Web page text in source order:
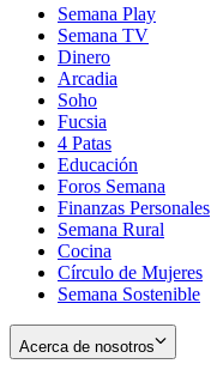
Semana Play
Semana TV
Dinero
Arcadia
Soho
in
new
window
Fucsia
in
new
window
4 Patas
Educación
Foros Semana
Finanzas Personales
Semana Rural
Cocina
Círculo de Mujeres
Semana Sostenible
Acerca de nosotros